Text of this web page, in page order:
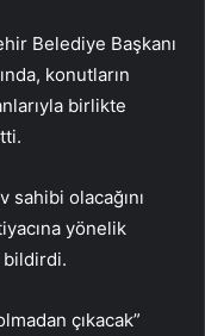
Belediye Başkanı
konutların
birlikte
olacağını
yönelik
bildirdi.
çıkacak”